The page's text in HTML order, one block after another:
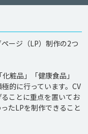
ージ（LP）制作の2つ
粧品」「健康食品」
的に行っています。CV
ことに重点を置いてお
たLPを制作できること